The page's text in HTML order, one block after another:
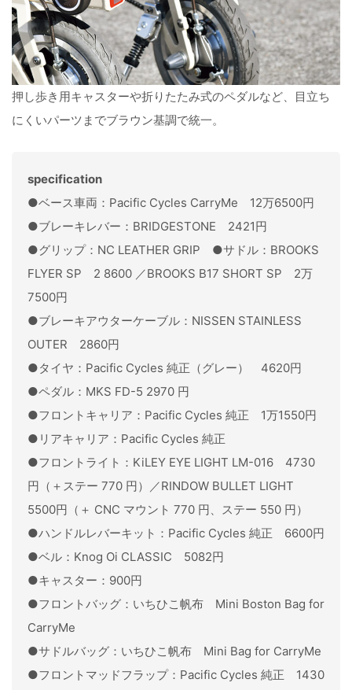
押し歩き用キャスターや折りたたみ式のペダルなど、目立ち
にくいパーツまでブラウン基調で統一。
specification
●ベース車両：Pacific Cycles CarryMe 12万6500円
●ブレーキレバー：BRIDGESTONE 2421円
●グリップ：NC LEATHER GRIP ●サドル：BROOKS
FLYER SP 2 8600 ／BROOKS B17 SHORT SP 2万
7500円
●ブレーキアウターケーブル：NISSEN STAINLESS
OUTER 2860円
●タイヤ：Pacific Cycles 純正（グレー） 4620円
●ペダル：MKS FD-5 2970 円
●フロントキャリア：Pacific Cycles 純正 1万1550円
●リアキャリア：Pacific Cycles 純正
●フロントライト：KiLEY EYE LIGHT LM-016 4730
円（＋ステー 770 円）／RINDOW BULLET LIGHT
5500円（＋ CNC マウント 770 円、ステー 550 円）
●ハンドルレバーキット：Pacific Cycles 純正 6600円
●ベル：Knog Oi CLASSIC 5082円
●キャスター：900円
●フロントバッグ：いちひこ帆布 Mini Boston Bag for
CarryMe
●サドルバッグ：いちひこ帆布 Mini Bag for CarryMe
●フロントマッドフラップ：Pacific Cycles 純正 1430